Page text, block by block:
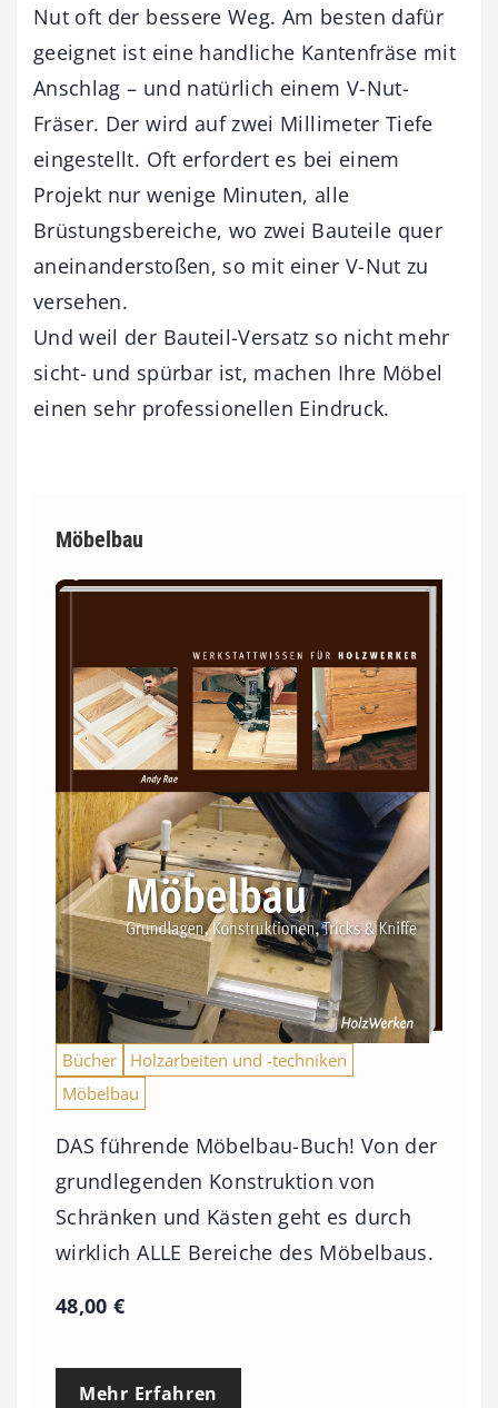
Nut oft der bessere Weg. Am besten dafür
geeignet ist eine handliche Kantenfräse mit
Anschlag – und natürlich einem V-Nut-
Fräser. Der wird auf zwei Millimeter Tiefe
eingestellt. Oft erfordert es bei einem
Projekt nur wenige Minuten, alle
Brüstungsbereiche, wo zwei Bauteile quer
aneinanderstoßen, so mit einer V-Nut zu
versehen.
Und weil der Bauteil-Versatz so nicht mehr
sicht- und spürbar ist, machen Ihre Möbel
einen sehr professionellen Eindruck.
Möbelbau
Bücher
Holzarbeiten und -techniken
Möbelbau
DAS führende Möbelbau-Buch! Von der
grundlegenden Konstruktion von
Schränken und Kästen geht es durch
wirklich ALLE Bereiche des Möbelbaus.
48,00€
Mehr Erfahren